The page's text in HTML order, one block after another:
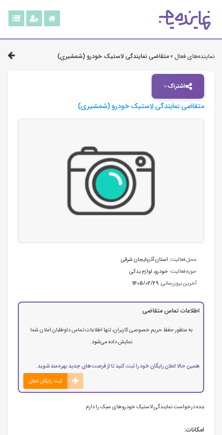
نماینده‌های فعال »متقاضی نمایندگی لاستیک خودرو (شمشیری)
اشتراک
متقاضی نمایندگی لاستیک خودرو (شمشیری)
محل فعالیت: استان آذربایجان شرقی
حوزه فعالیت:خودرو، لوازم یدکی
آخرین بروزرسانی:1405/02/29
اطلاعات تماس متقاضی
به منظور حفظ حریم خصوصی کاربران، تنها اطلاعات تماس داوطلبان اعلان شما
نمایش داده می‌شود.
همین حالا اعلان رایگان خود را ثبت کنید تا از فرصت‌های جدید بهره‌مند شوید.
ثبت رایگان اعلان
بنده درخواست نمایندگی لاستیک خودروهای سبک را دارم
امکانات: